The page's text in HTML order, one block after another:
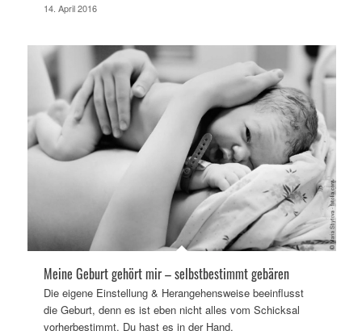
14. April 2016
Meine Geburt gehört mir – selbstbestimmt gebären
Die eigene Einstellung & Herangehensweise beeinflusst
die Geburt, denn es ist eben nicht alles vom Schicksal
vorherbestimmt. Du hast es in der Hand.